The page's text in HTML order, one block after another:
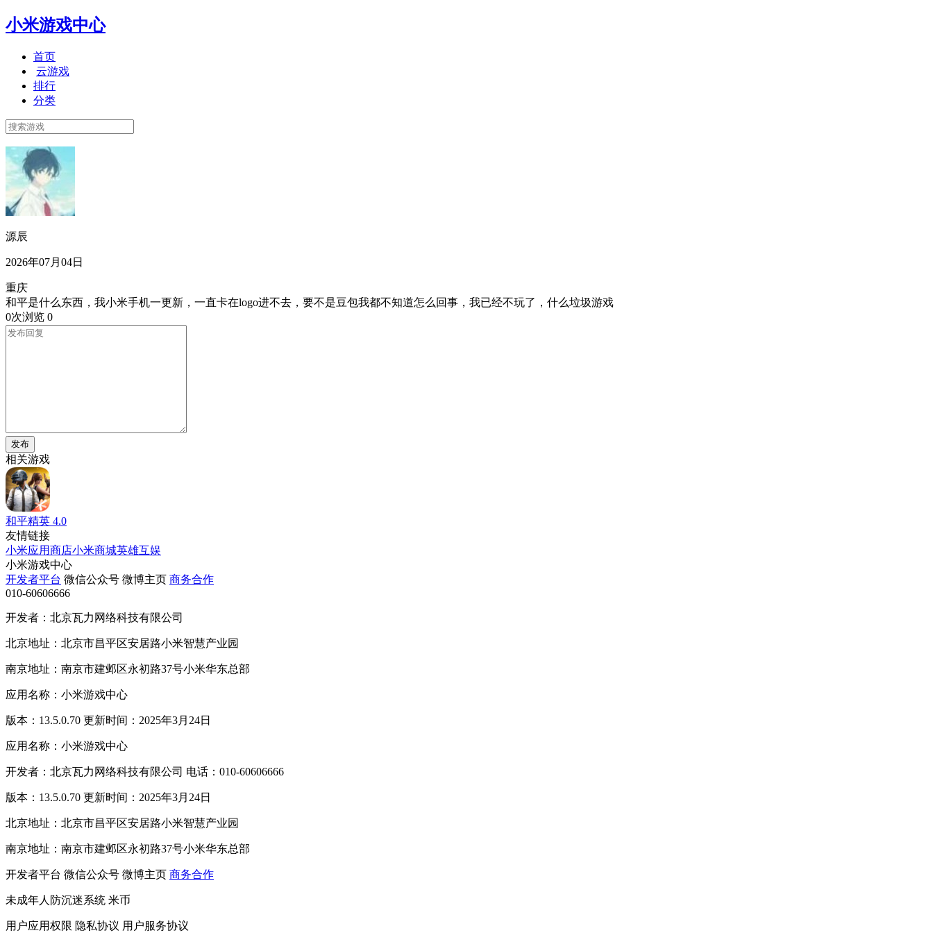
小米游戏中心
首页
云游戏
排行
分类
源辰
2026年07月04日
重庆
和平是什么东西，我小米手机一更新，一直卡在logo进不去，要不是豆包我都不知道怎么回事，我已经不玩了，什么垃圾游戏
0次浏览 0
发布
相关游戏
和平精英 4.0
友情链接
小米应用商店小米商城英雄互娱
小米游戏中心
开发者平台 微信公众号 微博主页 商务合作
010-60606666
开发者：北京瓦力网络科技有限公司
北京地址：北京市昌平区安居路小米智慧产业园
南京地址：南京市建邺区永初路37号小米华东总部
应用名称：小米游戏中心
版本：13.5.0.70 更新时间：2025年3月24日
应用名称：小米游戏中心
开发者：北京瓦力网络科技有限公司 电话：010-60606666
版本：13.5.0.70 更新时间：2025年3月24日
北京地址：北京市昌平区安居路小米智慧产业园
南京地址：南京市建邺区永初路37号小米华东总部
开发者平台 微信公众号 微博主页 商务合作
未成年人防沉迷系统 米币
用户应用权限 隐私协议 用户服务协议